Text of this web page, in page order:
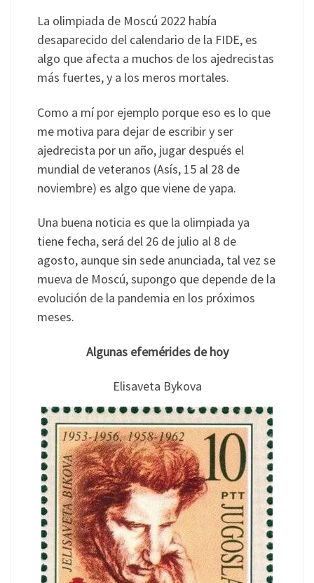
La olimpiada de Moscú 2022 había
desaparecido del calendario de la FIDE, es
algo que afecta a muchos de los ajedrecistas
más fuertes, y a los meros mortales.
Como a mí por ejemplo porque eso es lo que
me motiva para dejar de escribir y ser
ajedrecista por un año, jugar después el
mundial de veteranos (Asís, 15 al 28 de
noviembre) es algo que viene de yapa.
Una buena noticia es que la olimpiada ya
tiene fecha, será del 26 de julio al 8 de
agosto, aunque sin sede anunciada, tal vez se
mueva de Moscú, supongo que depende de la
evolución de la pandemia en los próximos
meses.
Algunas efemérides de hoy
Elisaveta Bykova